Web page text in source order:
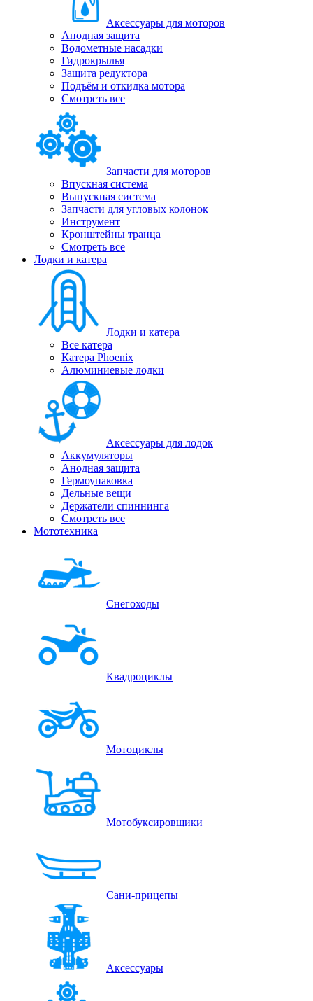
Аксессуары для моторов
Анодная защита
Водометные насадки
Гидрокрылья
Защита редуктора
Подъём и откидка мотора
Смотреть все
Запчасти для моторов
Впускная система
Выпускная система
Запчасти для угловых колонок
Инструмент
Кронштейны транца
Смотреть все
Лодки и катера
Лодки и катера
Все катера
Катера Phoenix
Алюминиевые лодки
Аксессуары для лодок
Аккумуляторы
Анодная защита
Гермоупаковка
Дельные вещи
Держатели спиннинга
Смотреть все
Мототехника
Снегоходы
Квадроциклы
Мотоциклы
Мотобуксировщики
Сани-прицепы
Аксессуары